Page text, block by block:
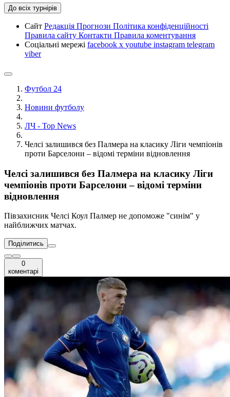
До всіх турнірів
Сайт Редакція Прогнози Політика конфіденційності
Правила сайту Контакти Правила коментування
Соціальні мережі facebook x youtube instagram telegram
viber
Футбол 24
Новини футболу
ЛЧ - Top News
Челсі залишився без Палмера на класику Ліги чемпіонів
проти Барселони – відомі терміни відновлення
Челсі залишився без Палмера на класику Ліги
чемпіонів проти Барселони – відомі терміни
відновлення
Півзахисник Челсі Коул Палмер не допоможе "синім" у
найближчих матчах.
Поділитись
0
коментарі